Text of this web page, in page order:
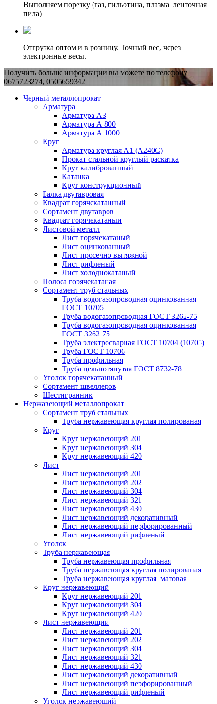
Выполняем порезку (газ, гильотина, плазма, ленточная
пила)
Отгрузка оптом и в розницу. Точный вес, через
электронные весы.
Получить больше информации вы можете по телефону
0675723274, 0505659342
Черный металлопрокат
Арматура
Арматура А3
Арматура А 800
Арматура А 1000
Круг
Арматура круглая А1 (А240C)
Прокат стальной круглый раскатка
Круг калиброванный
Катанка
Круг конструкционный
Балка двутавровая
Квадрат горячекатанный
Сортамент двутавров
Квадрат горячекатаный
Листовой металл
Лист горячекатаный
Лист оцинкованный
Лист просечно вытяжной
Лист рифленый
Лист холоднокатаный
Полоса горячекатаная
Сортамент труб стальных
Труба водогазопроводная оцинкованная
ГОСТ 10705
Труба водогазопроводная ГОСТ 3262-75
Труба водогазопроводная оцинкованная
ГОСТ 3262-75
Труба электросварная ГОСТ 10704 (10705)
Труба ГОСТ 10706
Труба профильная
Труба цельнотянутая ГОСТ 8732-78
Уголок горячекатанный
Сортамент швеллеров
Шестигранник
Нержавеющий металлопрокат
Сортамент труб стальных
Труба нержавеющая круглая полированая
Круг
Круг нержавеющий 201
Круг нержавеющий 304
Круг нержавеющий 420
Лист
Лист нержавеющий 201
Лист нержавеющий 202
Лист нержавеющий 304
Лист нержавеющий 321
Лист нержавеющий 430
Лист нержавеющий декоративный
Лист нержавеющий перфорированный
Лист нержавеющий рифленый
Уголок
Труба нержавеющая
Труба нержавеющая профильная
Труба нержавеющая круглая полированая
Труба нержавеющая круглая матовая
Круг нержавеющий
Круг нержавеющий 201
Круг нержавеющий 304
Круг нержавеющий 420
Лист нержавеющий
Лист нержавеющий 201
Лист нержавеющий 202
Лист нержавеющий 304
Лист нержавеющий 321
Лист нержавеющий 430
Лист нержавеющий декоративный
Лист нержавеющий перфорированный
Лист нержавеющий рифленый
Уголок нержавеющий